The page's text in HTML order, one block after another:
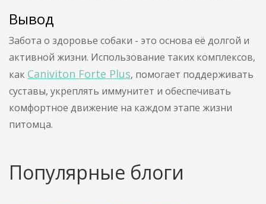
Вывод
Забота о здоровье собаки - это основа её долгой и
активной жизни. Использование таких комплексов,
как Caniviton Forte Plus, помогает поддерживать
суставы, укреплять иммунитет и обеспечивать
комфортное движение на каждом этапе жизни
питомца.
Популярные блоги